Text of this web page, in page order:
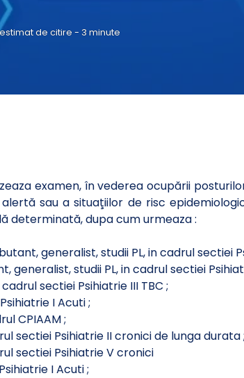
de citire - 3 minute
examen, în vederea ocupării
sau a situaţiilor de risc
determinată, dupa cum urmeaza :
generalist, studii PL, in cadrul sectiei
generalist, studii PL, in cadrul sectiei
sectiei Psihiatrie III TBC ;
I Acuti ;
CPIAAM ;
sectiei Psihiatrie II cronici de lunga durata ;
sectiei Psihiatrie V cronici
I Acuti ;